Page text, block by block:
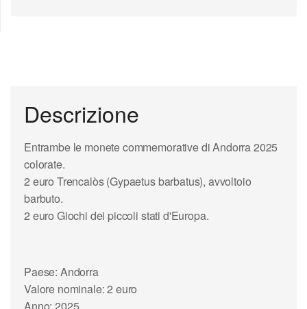
Descrizione
Entrambe le monete commemorative di Andorra 2025
colorate.
2 euro Trencalòs (Gypaetus barbatus), avvoltoio
barbuto.
2 euro Giochi dei piccoli stati d'Europa.
Paese: Andorra
Valore nominale: 2 euro
Anno: 2025